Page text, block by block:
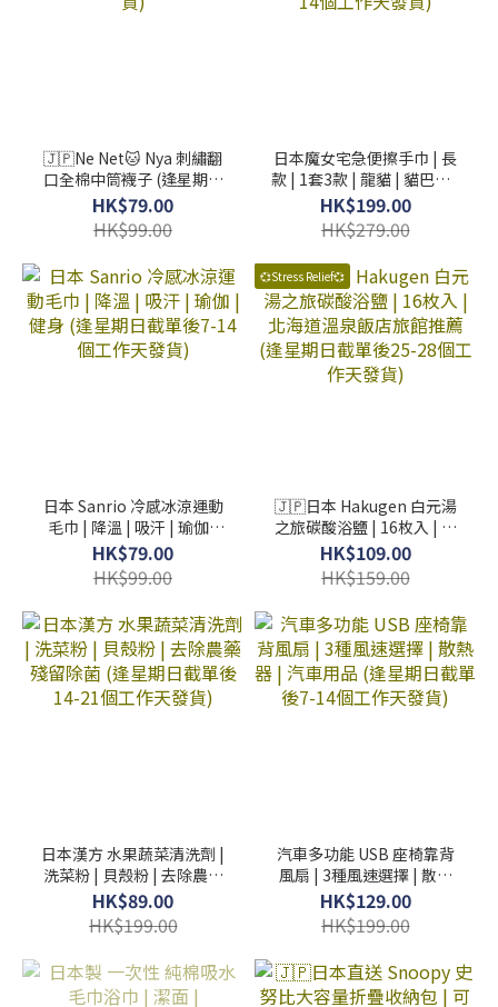
🇯🇵Ne Net🐱 Nya 刺繡翻
口全棉中筒襪子 (逢星期日
截單後25-28個工作天發貨)
HK$79.00
HK$99.00
日本魔女宅急便擦手巾 | 長
款 | 1套3款 | 龍貓 | 貓巴士 |
黑貓 (逢星期日截單後7-14
個工作天發貨)
HK$199.00
HK$279.00
日本 Sanrio 冷感冰涼運動
毛巾 | 降溫 | 吸汗 | 瑜伽 |
健身 (逢星期日截單後7-14
個工作天發貨)
HK$79.00
HK$99.00
💞Stress Relief💞
🇯🇵日本 Hakugen 白元湯
之旅碳酸浴鹽 | 16枚入 | 北
海道溫泉飯店旅館推薦 (逢
星期日截單後25-28個工作
天發貨)
HK$109.00
HK$159.00
日本漢方 水果蔬菜清洗劑 |
洗菜粉 | 貝殼粉 | 去除農藥
殘留除菌 (逢星期日截單後
14-21個工作天發貨)
HK$89.00
HK$199.00
汽車多功能 USB 座椅靠背
風扇 | 3種風速選擇 | 散熱
器 | 汽車用品 (逢星期日截
單後7-14個工作天發貨)
HK$129.00
HK$199.00